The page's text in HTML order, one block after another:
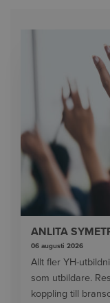
ANLITA
06 augusti 2026
Allt fler YH-
som utbildare.
koppling till